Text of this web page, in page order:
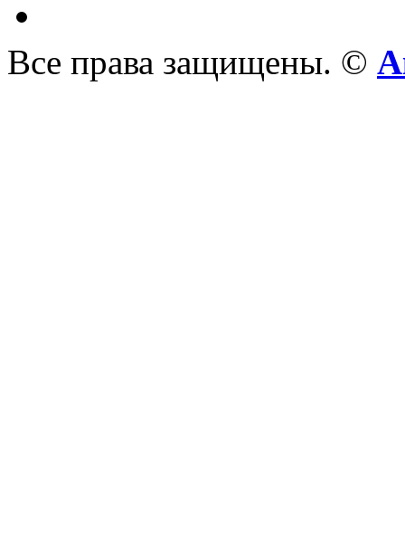
Все права защищены. ©